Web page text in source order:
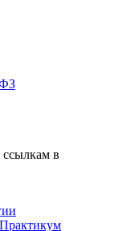
ссылкам в